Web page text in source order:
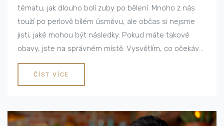
tématu, jak dlouho bolí zuby po bělení. Mnoho z nás
touží po perlově bílém úsměvu, ale občas si nejsme
jisti, jaké mohou být následky. Pokud máte takové
obavy, jste na správném místě. Vysvětlím, co očekávat
po bělení a jak se postarat o své zuby, abyste
minimalizovali nepříjemné pocity. Připojte se ke mně na
této cestě k získání hezčího úsměvu bez bolesti.
ČÍST VÍCE